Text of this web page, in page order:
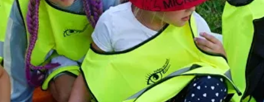
iCan® была основана в
в реестре школ и
Министерства образования